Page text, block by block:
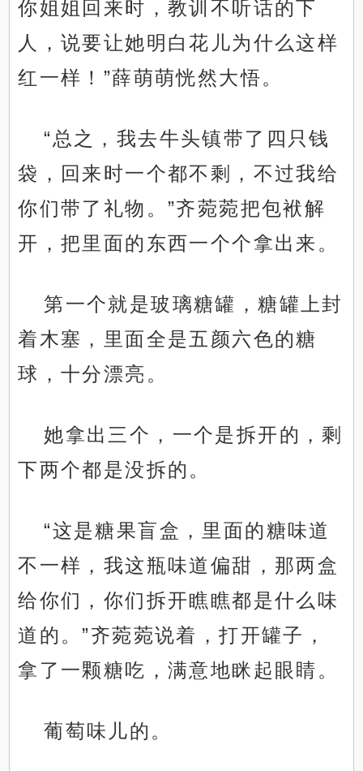
你姐姐回来时，教训不听话的下
人，说要让她明白花儿为什么这样
红一样！”薛萌萌恍然大悟。
“总之，我去牛头镇带了四只钱
袋，回来时一个都不剩，不过我给
你们带了礼物。”齐菀菀把包袱解
开，把里面的东西一个个拿出来。
第一个就是玻璃糖罐，糖罐上封
着木塞，里面全是五颜六色的糖
球，十分漂亮。
她拿出三个，一个是拆开的，剩
下两个都是没拆的。
“这是糖果盲盒，里面的糖味道
不一样，我这瓶味道偏甜，那两盒
给你们，你们拆开瞧瞧都是什么味
道的。”齐菀菀说着，打开罐子，
拿了一颗糖吃，满意地眯起眼睛。
葡萄味儿的。